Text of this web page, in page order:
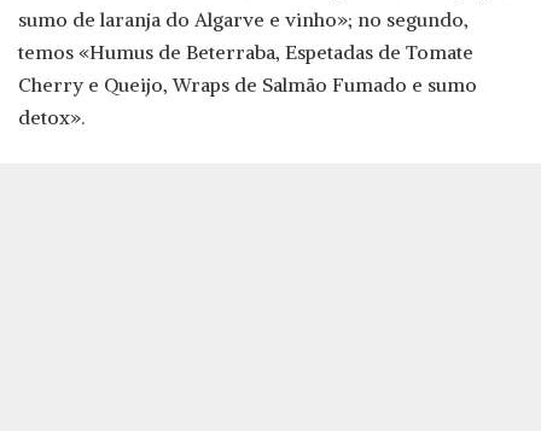
sumo de laranja do Algarve e vinho»; no segundo,
temos «Humus de Beterraba, Espetadas de Tomate
Cherry e Queijo, Wraps de Salmão Fumado e sumo
detox».